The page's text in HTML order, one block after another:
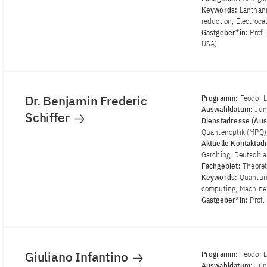
Keywords:
reduction,
Gastgeber*in:
USA)
Dr. Benjamin Frederic
Schiffer
Programm: Feodor
Auswahldatum:
Dienstadresse
Quantenoptik
Aktuelle
Garching,
Fachgebiet:
Keywords:
computing,
Gastgeber*in: Prof.
Giuliano Infantino Programm: Feodor